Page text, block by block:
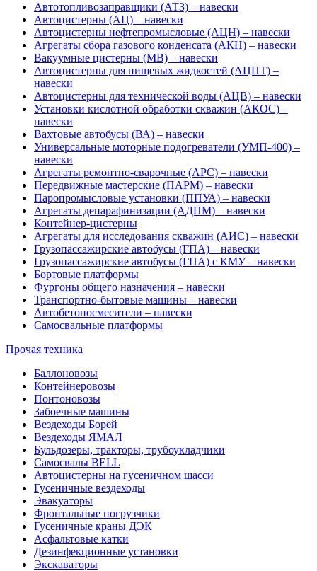
Автотопливозаправщики (АТЗ) – навески
Автоцистерны (АЦ) – навески
Автоцистерны нефтепромысловые (АЦН) – навески
Агрегаты сбора газового конденсата (АКН) – навески
Вакуумные цистерны (МВ) – навески
Автоцистерны для пищевых жидкостей (АЦПТ) –
навески
Автоцистерны для технической воды (АЦВ) – навески
Установки кислотной обработки скважин (АКОС) –
навески
Вахтовые автобусы (ВА) – навески
Универсальные моторные подогреватели (УМП-400) –
навески
Агрегаты ремонтно-сварочные (АРС) – навески
Передвижные мастерские (ПАРМ) – навески
Паропромысловые установки (ППУА) – навески
Агрегаты депарафинизации (АДПМ) – навески
Контейнер-цистерны
Агрегаты для исследования скважин (АИС) – навески
Грузопассажирские автобусы (ГПА) – навески
Грузопассажирские автобусы (ГПА) с КМУ – навески
Бортовые платформы
Фургоны общего назначения – навески
Транспортно-бытовые машины – навески
Автобетоносмесители – навески
Самосвальные платформы
Прочая техника
Баллоновозы
Контейнеровозы
Понтоновозы
Забоечные машины
Вездеходы Борей
Вездеходы ЯМАЛ
Бульдозеры, тракторы, трубоукладчики
Самосвалы BELL
Автоцистерны на гусеничном шасси
Гусеничные вездеходы
Эвакуаторы
Фронтальные погрузчики
Гусеничные краны ДЭК
Асфальтовые катки
Дезинфекционные установки
Экскаваторы